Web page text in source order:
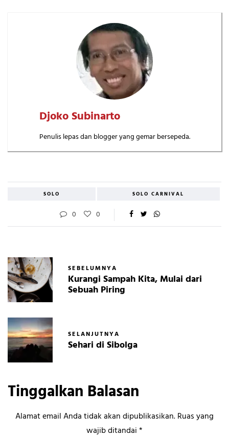
Djoko Subinarto
Penulis lepas dan blogger yang gemar bersepeda.
SOLO SOLO CARNIVAL
0 0
SEBELUMNYA
Kurangi Sampah Kita, Mulai dari
Sebuah Piring
SELANJUTNYA
Sehari di Sibolga
Tinggalkan Balasan
Alamat email Anda tidak akan dipublikasikan.Ruas yang
wajib ditandai*